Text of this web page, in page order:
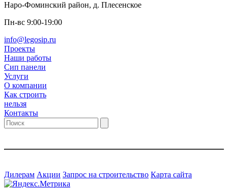
Наро-Фоминский район, д. Плесенское
Пн-вс 9:00-19:00
info@legosip.ru
Проекты
Наши работы
Сип панели
Услуги
О компании
Как строить
нельзя
Контакты
Дилерам Акции Запрос на строительство Карта сайта